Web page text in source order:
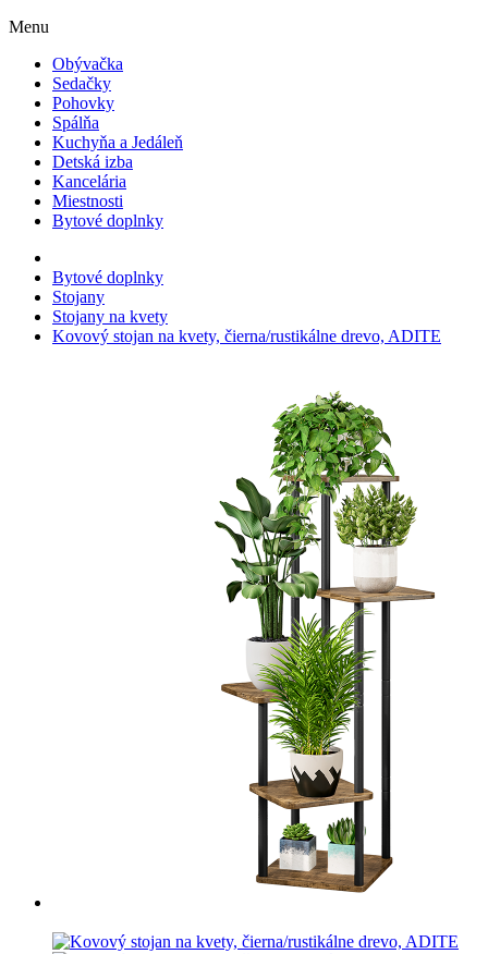
Menu
Obývačka
Sedačky
Pohovky
Spálňa
Kuchyňa a Jedáleň
Detská izba
Kancelária
Miestnosti
Bytové doplnky
Bytové doplnky
Stojany
Stojany na kvety
Kovový stojan na kvety, čierna/rustikálne drevo, ADITE